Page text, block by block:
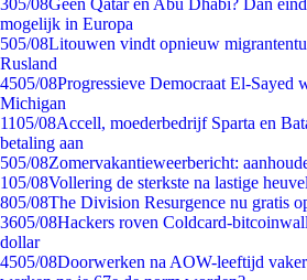
305/08Geen Qatar en Abu Dhabi? Dan
mogelijk in Europa
505/08Litouwen vindt opnieuw
Rusland
4505/08Progressieve Democraat El-Sayed
Michigan
1105/08Accell, moederbedrijf Sparta en
betaling aan
505/08Zomervakantieweerbericht:
105/08Vollering de sterkste na lastige
805/08The Division Resurgence nu gratis
3605/08Hackers roven Coldcard-
dollar
4505/08Doorwerken na AOW-leeftijd